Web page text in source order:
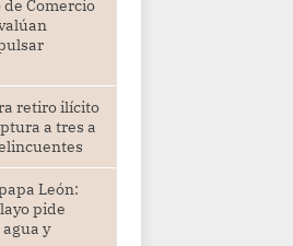
Comercio
retiro ilícito
a tres a
León:
pide
y